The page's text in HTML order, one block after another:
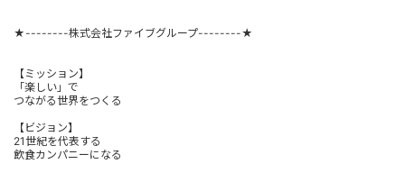
★--------株式会社ファイブグループ--------★
【ミッション】
「楽しい」で
つながる世界をつくる
【ビジョン】
21世紀を代表する
飲食カンパニーになる